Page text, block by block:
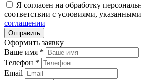
Я согласен на обработку
соответствии с условиями,
соглашении
Оформить заявку
Ваше имя *
Телефон *
Email